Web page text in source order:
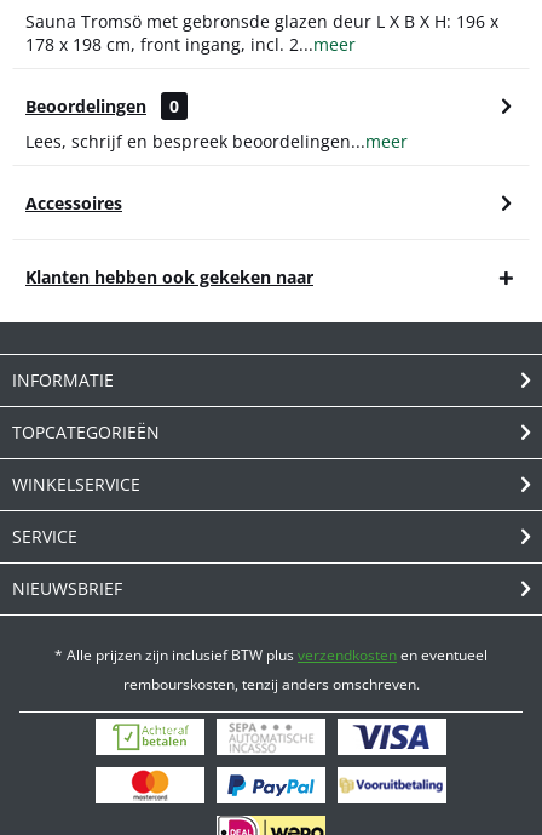
Sauna Tromsö met gebronsde glazen deur L X B X H: 196 x
178 x 198 cm, front ingang, incl. 2...meer
Beoordelingen
0
Lees, schrijf en bespreek beoordelingen...meer
Accessoires
Klanten hebben ook gekeken naar
INFORMATIE
TOPCATEGORIEËN
WINKELSERVICE
SERVICE
NIEUWSBRIEF
* Alle prijzen zijn inclusief BTW plusverzendkostenen eventueel
rembourskosten, tenzij anders omschreven.